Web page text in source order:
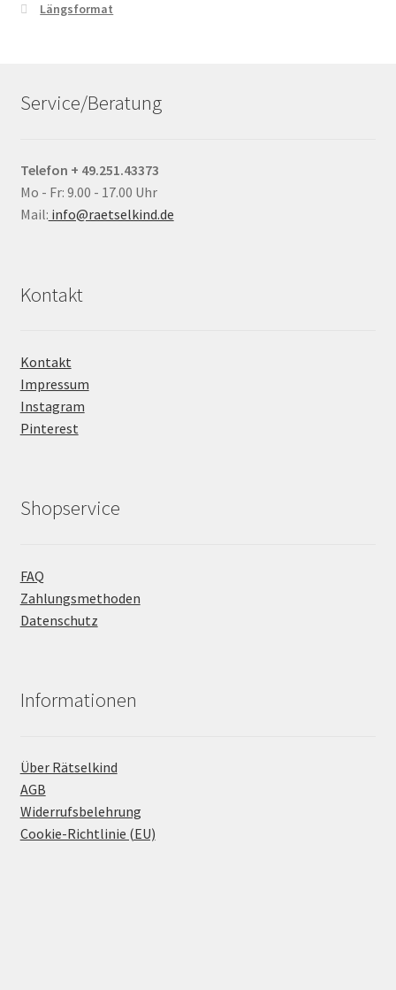
Längsformat
Service/Beratung
Telefon + 49.251.43373
Mo - Fr: 9.00 - 17.00 Uhr
Mail: info@raetselkind.de
Kontakt
Kontakt
Impressum
Instagram
Pinterest
Shopservice
FAQ
Zahlungsmethoden
Datenschutz
Informationen
Über Rätselkind
AGB
Widerrufsbelehrung
Cookie-Richtlinie (EU)